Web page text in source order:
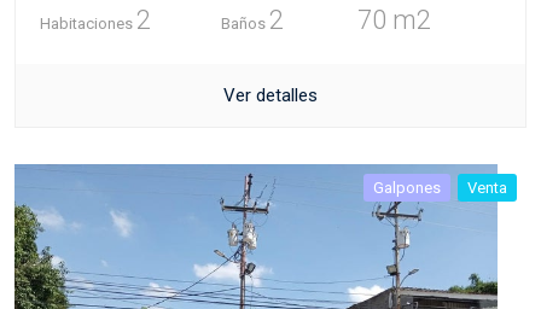
Habitaciones 2 Baños 2 70 m2
Ver detalles
Galpones Venta